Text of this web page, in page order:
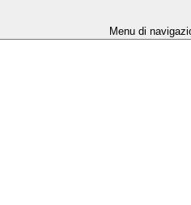
Menu di